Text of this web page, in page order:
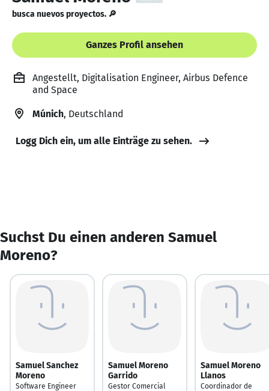
busca nuevos proyectos. 🔎
Ganzes Profil ansehen
Angestellt, Digitalisation Engineer, Airbus Defence
and Space
Múnich, Deutschland
Logg Dich ein, um alle Einträge zu sehen.
Suchst Du einen anderen Samuel
Moreno?
Samuel Sanchez
Moreno
Software Engineer
Samuel Moreno
Garrido
Gestor Comercial
Samuel Moreno
Llanos
Coordinador de